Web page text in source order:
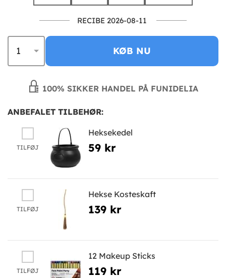
RECIBE 2026-08-11
KØB NU
100% SIKKER HANDEL PÅ FUNIDELIA
ANBEFALET TILBEHØR:
TILFØJ
Heksekedel
59 kr
TILFØJ
Hekse Kosteskaft
139 kr
TILFØJ
12 Makeup Sticks
119 kr